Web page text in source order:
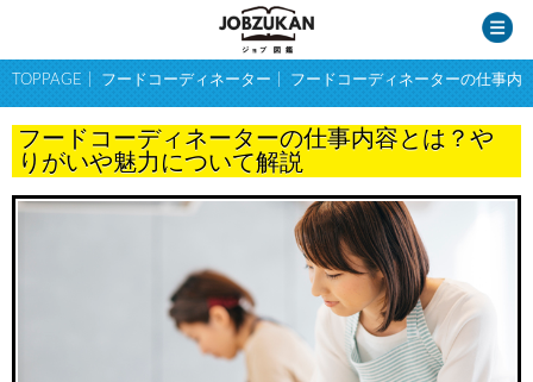
TOPPAGE フードコーディネーター フードコーディネーターの仕事内
フードコーディネーターの仕事内容とは？や
りがいや魅力について解説